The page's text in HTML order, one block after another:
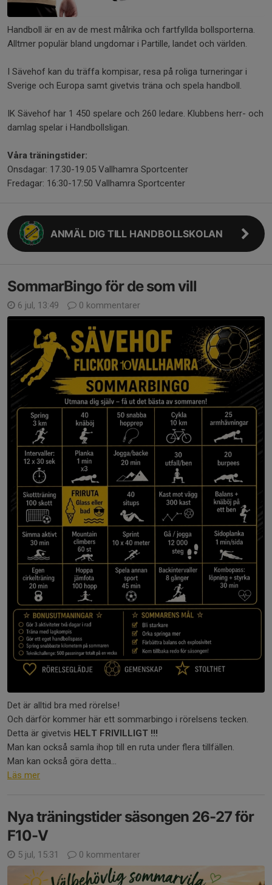
Handboll är en av de mest målrika och fartfyllda bollsporterna.
Alltmer populär bland ungdomar i Partille, landet och världen.
I Sävehof kan du träffa kompisar, resa på roliga turneringar i
Sverige och Europa samt givetvis träna och spela handboll.
IK Sävehof har 1 450 spelare och 260 ledare. Klubbens herr- och
damlag spelar i Handbollsligan.
Våra träningstider:
Onsdagar: 17.30-19.05 Vallhamra Sportcenter
Fredagar: 16:30-17:50 Vallhamra Sportcenter
ANMÄL DIG TILL HANDBOLLSKOLAN
SommarBingo för de som vill
6 jul, 13:49 0 kommentarer
Det är alltid bra med rörelse!
Och därför kommer här ett sommarbingo i rörelsens tecken.
Detta är givetvis HELT FRIVILLIGT !!!
Man kan också samla ihop till en ruta under flera tillfällen.
Man kan också göra detta...
Läs mer
Nya träningstider säsongen 26-27 för
F10-V
5 jul, 15:31 0 kommentarer